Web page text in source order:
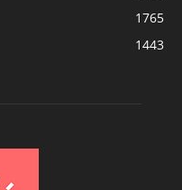
1765
1443